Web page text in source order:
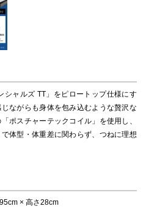
シャルズ TT」をピロートップ仕様にす
ながらも身体を包み込むような贅沢な
ポスチャーテックコイル」を使用し、
体型・体重差に関わらず、つねに理想
× 高さ28cm